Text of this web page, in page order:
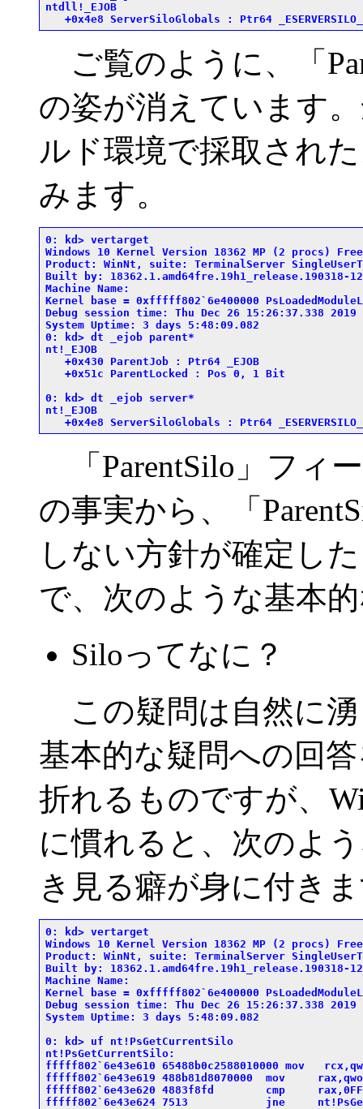
ntdll!_EJOB
ご覧のように、「
の姿が消えています
ルド環境で採取され
みます。
0: kd> vertarget
Windows 10 Kernel Version 18362 MP (2 procs)
Product: WinNt, suite: TerminalServer
Built by: 18362.1.amd64fre.19h1_release.190318-
Machine Name:
Kernel base = 0xfffff802`6e400000
Debug session time: Thu Dec 26 15:26:37.338 2019
System Uptime: 3 days 5:48:09.082
0: kd> dt _ejob parent*
nt!_EJOB
   +0x430 ParentJob : Ptr64 _EJOB
   +0x51c ParentLocked : Pos 0, 1 Bit
0: kd> dt _ejob server*
nt!_EJOB
「ParentSilo」フィ
の事実から、「
しない方針が確定し
で、次のような基本
Siloってなに？
この疑問は自然に
基本的な疑問への回
折れるものですが、
に慣れると、次のよ
き見る癖が身に付き
0: kd> vertarget
Windows 10 Kernel Version 18362 MP (2 procs)
Product: WinNt, suite: TerminalServer
Built by: 18362.1.amd64fre.19h1_release.190318-
Machine Name:
Kernel base = 0xfffff802`6e400000
Debug session time: Thu Dec 26 15:26:37.338 2019
System Uptime: 3 days 5:48:09.082
0: kd> uf nt!PsGetCurrentSilo
nt!PsGetCurrentSilo:
fffff802`6e43e610 65488b0c2588010000 mov
fffff802`6e43e619 488b81d8070000  mov
fffff802`6e43e620 4883f8fd        cmp
fffff802`6e43e624 7513            jne